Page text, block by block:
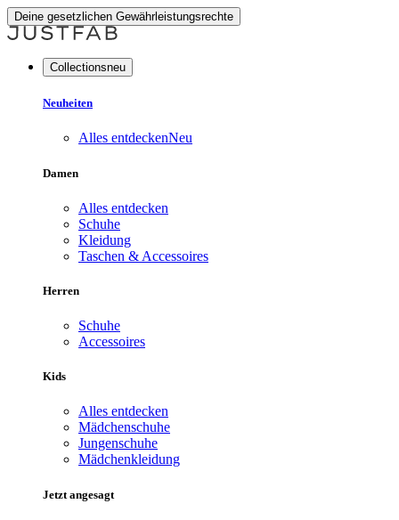
Deine gesetzlichen Gewährleistungsrechte
Collectionsneu
Neuheiten
Alles entdeckenNeu
Damen
Alles entdecken
Schuhe
Kleidung
Taschen & Accessoires
Herren
Schuhe
Accessoires
Kids
Alles entdecken
Mädchenschuhe
Jungenschuhe
Mädchenkleidung
Jetzt angesagt